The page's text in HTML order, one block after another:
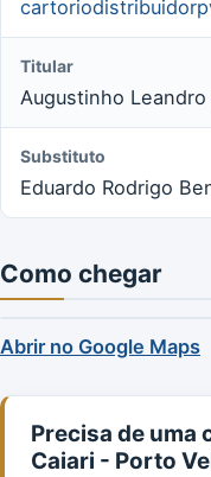
Titular
Augustinho
Substituto
Eduardo Rodrigo
Como chegar
Abrir no Google Maps
Precisa de uma
Caiari - Porto